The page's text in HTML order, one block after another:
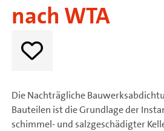
nach WTA
Die Nachträgliche
Bauteilen ist die Grundlage der
schimmel- und salzgeschädigter